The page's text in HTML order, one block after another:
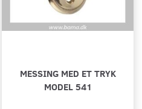
MESSING MED ET TRYK
MODEL 541